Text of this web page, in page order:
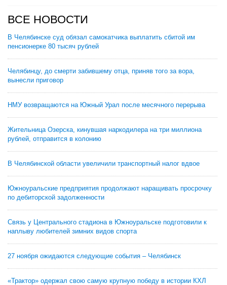
ВСЕ НОВОСТИ
В Челябинске суд обязал самокатчика выплатить сбитой им
пенсионерке 80 тысяч рублей
Челябинцу, до смерти забившему отца, приняв того за вора,
вынесли приговор
НМУ возвращаются на Южный Урал после месячного перерыва
Жительница Озерска, кинувшая наркодилера на три миллиона
рублей, отправится в колонию
В Челябинской области увеличили транспортный налог вдвое
Южноуральские предприятия продолжают наращивать просрочку
по дебиторской задолженности
Связь у Центрального стадиона в Южноуральске подготовили к
наплыву любителей зимних видов спорта
27 ноября ожидаются следующие события – Челябинск
«Трактор» одержал свою самую крупную победу в истории КХЛ